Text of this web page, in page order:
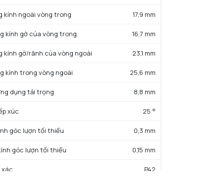
kính ngoài vòng trong 17,9 mm
kính gờ của vòng trong 16,7 mm
kính gờ/rãnh của vòng ngoài 23,1 mm
kính trong vòng ngoài 25,6 mm
dụng tải trọng 8,8 mm
xúc 25 °
góc lượn tối thiểu 0,3 mm
góc lượn tối thiểu 0,15 mm
xác P42